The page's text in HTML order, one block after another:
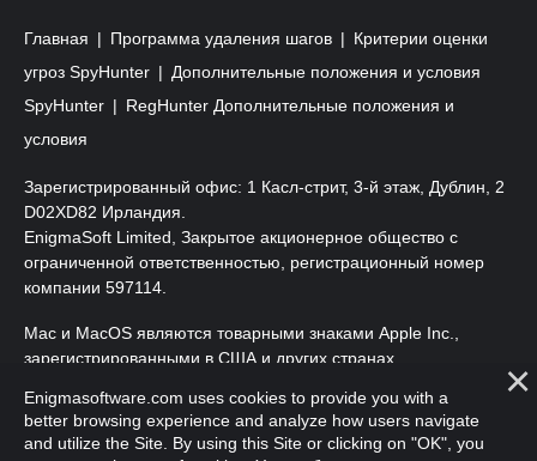
Главная Программа удаления шагов
Критерии оценки
угроз SpyHunter
Дополнительные положения и условия
SpyHunter
RegHunter Дополнительные положения и
условия
Зарегистрированный офис: 1 Касл-стрит, 3-й этаж, Дублин, 2
D02XD82 Ирландия.
EnigmaSoft Limited, Закрытое акционерное общество с
ограниченной ответственностью, регистрационный номер
компании 597114.
Mac и MacOS являются товарными знаками Apple Inc.,
зарегистрированными в США и других странах.
Copyright 2016-2026 . EnigmaSoft Ltd. Все права защищены.
Enigmasoftware.com uses cookies to provide you with a
better browsing experience and analyze how users navigate
and utilize the Site. By using this Site or clicking on "OK", you